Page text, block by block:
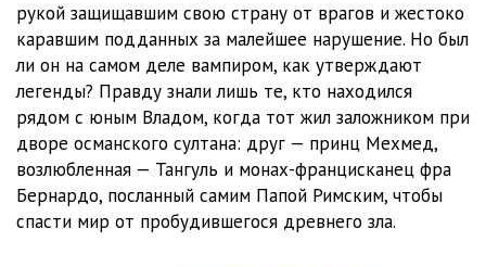
рукой защищавшим свою страну от врагов и жестоко
каравшим подданных за малейшее нарушение. Но был
ли он на самом деле вампиром, как утверждают
легенды? Правду знали лишь те, кто находился
рядом с юным Владом, когда тот жил заложником при
дворе османского султана: друг — принц Мехмед,
возлюбленная — Тангуль и монах-францисканец фра
Бернардо, посланный самим Папой Римским, чтобы
спасти мир от пробудившегося древнего зла.